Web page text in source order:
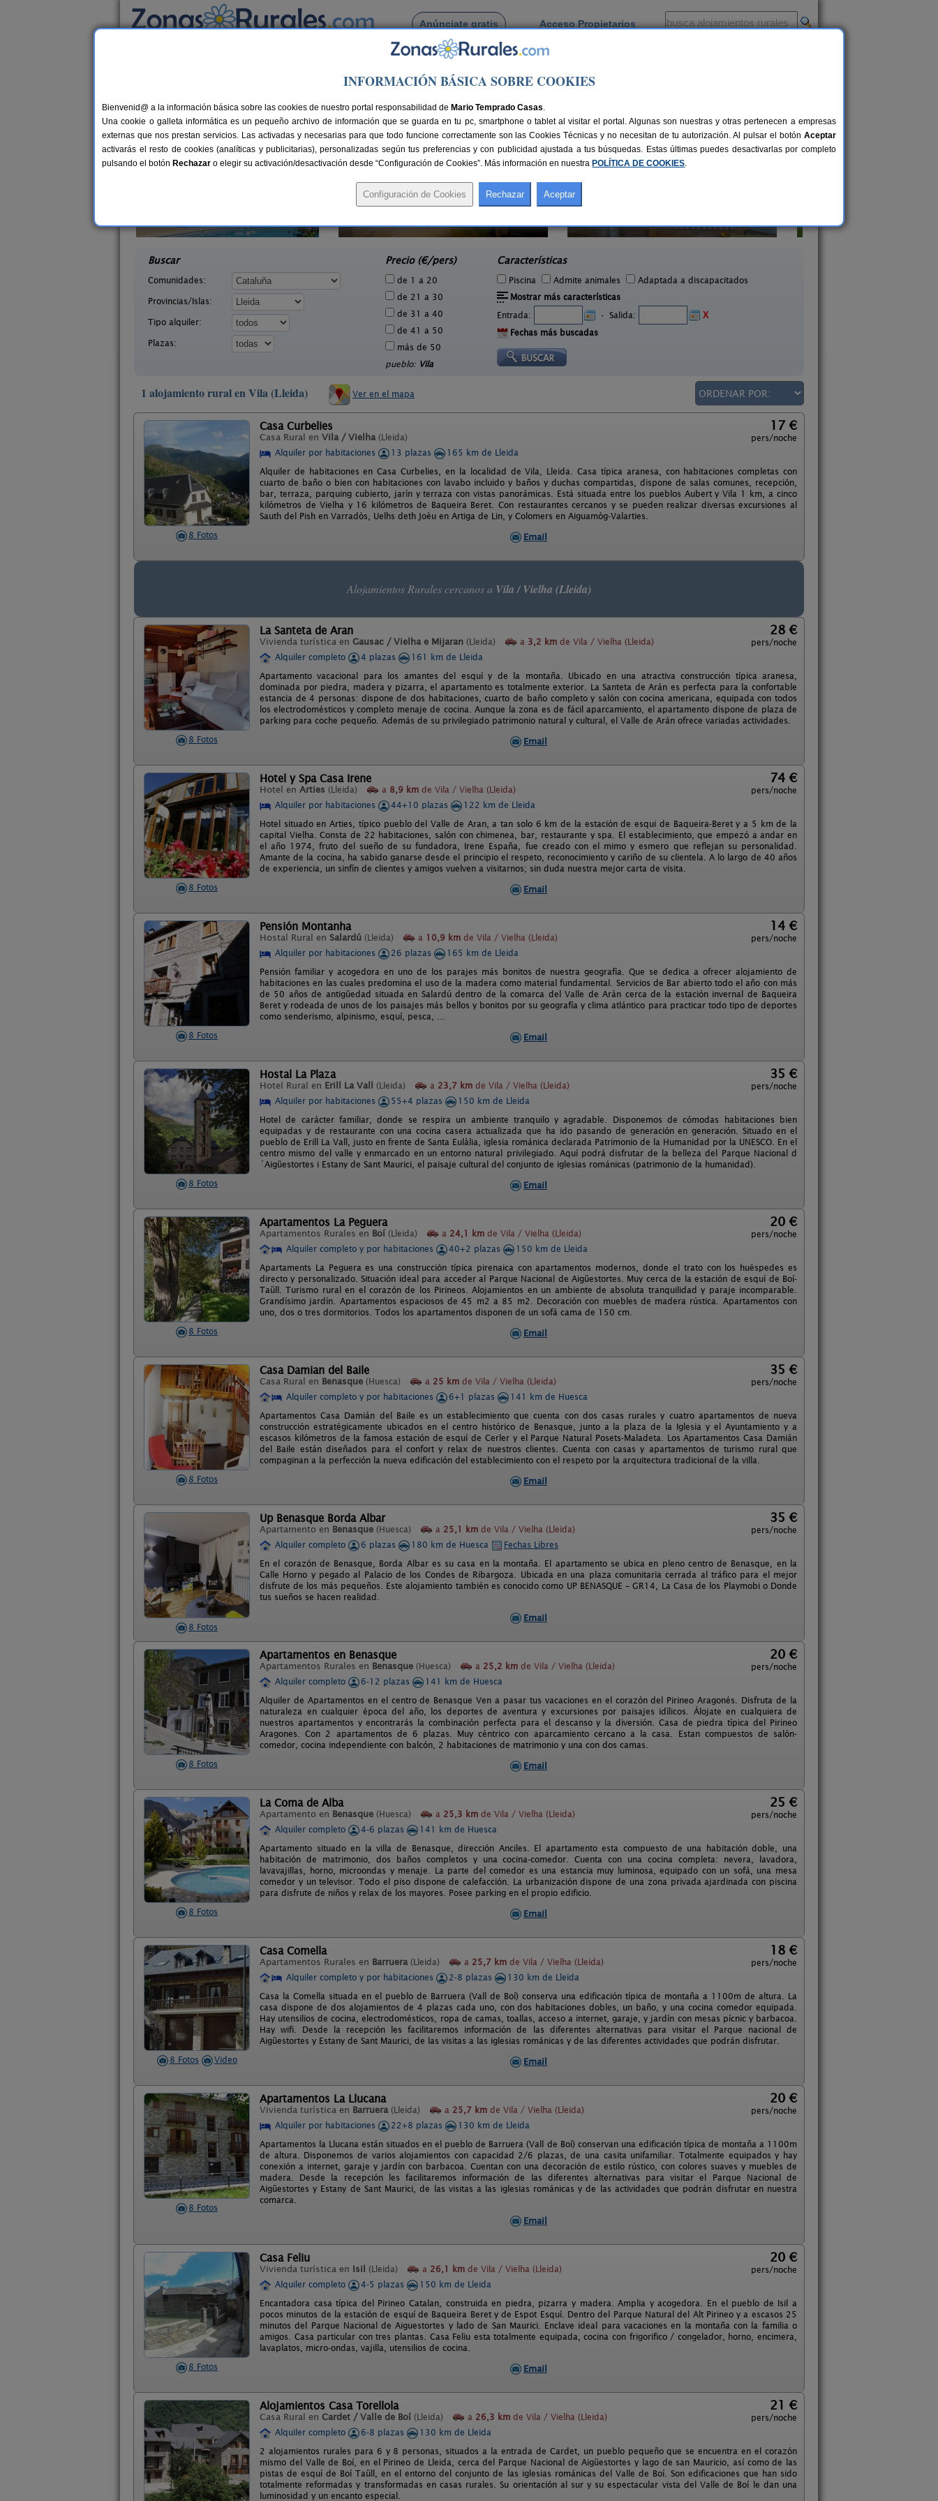
Anúnciate gratis Acceso Propietarios
Busca por pueblo
Casas Rurales en Vila
25 €
Casa Sisquet
Buscar
Comunidades:
Provincias/Islas:
Tipo alquiler:
Plazas:
Precio (€/pers)
de 1 a 20
de 21 a 30
de 31 a 40
de 41 a 50
más de 50
pueblo: Vila
Características
Piscina Admite animales
Adaptada a discapacitados
Mostrar más características
Entrada:
- Salida:
X
Fechas más buscadas
1 alojamiento rural en Vila (Lleida) Ver en el mapa
8 Fotos
Casa Curbelies
Casa Rural en Vila / Vielha (Lleida)
17 €
pers/noche
Alquiler por habitaciones
13 plazas
165 km de Lleida
Alquiler de habitaciones en Casa Curbelies, en la localidad de Vila, Lleida. Casa típica aranesa, con habitaciones completas con
cuarto de baño o bien con habitaciones con lavabo incluido y baños y duchas compartidas, dispone de salas comunes, recepción,
bar, terraza, parquing cubierto, jarín y terraza con vistas panorámicas. Está situada entre los pueblos Aubert y Vila 1 km, a cinco
kilómetros de Vielha y 16 kilómetros de Baqueira Beret. Con restaurantes cercanos y se pueden realizar diversas excursiones al
Sauth del Pish en Varradòs, Uelhs deth Joèu en Artiga de Lin, y Colomers en Aiguamòg-Valarties.
Email
Alojamientos Rurales cercanos a Vila / Vielha (Lleida)
8 Fotos
La Santeta de Aran
Vivienda turística en Gausac / Vielha e Mijaran (Lleida) a 3,2 km de Vila / Vielha (Lleida)
28 €
pers/noche
Alquiler completo
4 plazas
161 km de Lleida
Apartamento vacacional para los amantes del esquí y de la montaña. Ubicado en una atractiva construcción típica aranesa,
dominada por piedra, madera y pizarra, el apartamento es totalmente exterior. La Santeta de Arán es perfecta para la confortable
estancia de 4 personas: dispone de dos habitaciones, cuarto de baño completo y salón con cocina americana, equipada con todos
los electrodomésticos y completo menaje de cocina. Aunque la zona es de fácil aparcamiento, el apartamento dispone de plaza de
parking para coche pequeño. Además de su privilegiado patrimonio natural y cultural, el Valle de Arán ofrece variadas actividades.
Email
8 Fotos
Hotel y Spa Casa Irene
Hotel en Arties (Lleida) a 8,9 km de Vila / Vielha (Lleida)
74 €
pers/noche
Alquiler por habitaciones
44+10 plazas
122 km de Lleida
Hotel situado en Arties, típico pueblo del Valle de Aran, a tan solo 6 km de la estación de esqui de Baqueira-Beret y a 5 km de la
capital Vielha. Consta de 22 habitaciones, salón con chimenea, bar, restaurante y spa. El establecimiento, que empezó a andar en
el año 1974, fruto del sueño de su fundadora, Irene España, fue creado con el mimo y esmero que reflejan su personalidad.
Amante de la cocina, ha sabido ganarse desde el principio el respeto, reconocimiento y cariño de su clientela. A lo largo de 40 años
de experiencia, un sinfín de clientes y amigos vuelven a visitarnos; sin duda nuestra mejor carta de visita.
Email
8 Fotos
Pensión Montanha
Hostal Rural en Salardú (Lleida) a 10,9 km de Vila / Vielha (Lleida)
14 €
pers/noche
Alquiler por habitaciones
26 plazas
165 km de Lleida
Pensión familiar y acogedora en uno de los parajes más bonitos de nuestra geografía. Que se dedica a ofrecer alojamiento de
habitaciones en las cuales predomina el uso de la madera como material fundamental. Servicios de Bar abierto todo el año con más
de 50 años de antigüedad situada en Salardú dentro de la comarca del Valle de Arán cerca de la estación invernal de Baqueira
Beret y rodeada de unos de los paisajes más bellos y bonitos por su geografía y clima atlántico para practicar todo tipo de deportes
como senderismo, alpinismo, esquí, pesca, …
Email
8 Fotos
Hostal La Plaza
Hotel Rural en Erill La Vall (Lleida) a 23,7 km de Vila / Vielha (Lleida)
35 €
pers/noche
Alquiler por habitaciones
55+4 plazas
150 km de Lleida
Hotel de carácter familiar, donde se respira un ambiente tranquilo y agradable. Disponemos de cómodas habitaciones bien
equipadas y de restaurante con una cocina casera actualizada que ha ido pasando de generación en generación. Situado en el
pueblo de Erill La Vall, justo en frente de Santa Eulàlia, iglesia románica declarada Patrimonio de la Humanidad por la UNESCO. En el
centro mismo del valle y enmarcado en un entorno natural privilegiado. Aquí podrá disfrutar de la belleza del Parque Nacional d
´Aigüestortes i Estany de Sant Maurici, el paisaje cultural del conjunto de iglesias románicas (patrimonio de la humanidad).
Email
8 Fotos
Apartamentos La Peguera
Apartamentos Rurales en Boí (Lleida) a 24,1 km de Vila / Vielha (Lleida)
20 €
pers/noche
Alquiler completo y por habitaciones
40+2 plazas
150 km de Lleida
Apartaments La Peguera es una construcción típica pirenaica con apartamentos modernos, donde el trato con los huéspedes es
directo y personalizado. Situación ideal para acceder al Parque Nacional de Aigüestortes. Muy cerca de la estación de esquí de Boí-
Taüll. Turismo rural en el corazón de los Pirineos. Alojamientos en un ambiente de absoluta tranquilidad y paraje incomparable.
Grandísimo jardín. Apartamentos espaciosos de 45 m2 a 85 m2. Decoración con muebles de madera rústica. Apartamentos con
uno, dos o tres dormitorios. Todos los apartamentos disponen de un sofá cama de 150 cm.
Email
8 Fotos
Casa Damian del Baile
Casa Rural en Benasque (Huesca) a 25 km de Vila / Vielha (Lleida)
35 €
pers/noche
Alquiler completo y por habitaciones
6+1 plazas
141 km de Huesca
Apartamentos Casa Damián del Baile es un establecimiento que cuenta con dos casas rurales y cuatro apartamentos de nueva
construcción estratégicamente ubicados en el centro histórico de Benasque, junto a la plaza de la Iglesia y el Ayuntamiento y a
escasos kilómetros de la famosa estación de esquí de Cerler y el Parque Natural Posets-Maladeta. Los Apartamentos Casa Damián
del Baile están diseñados para el confort y relax de nuestros clientes. Cuenta con casas y apartamentos de turismo rural que
compaginan a la perfección la nueva edificación del establecimiento con el respeto por la arquitectura tradicional de la villa.
Email
8 Fotos
Up Benasque Borda Albar
Apartamento en Benasque (Huesca) a 25,1 km de Vila / Vielha (Lleida)
35 €
pers/noche
Alquiler completo
6 plazas 180 km de Huesca
Fechas Libres
En el corazón de Benasque, Borda Albar es su casa en la montaña. El apartamento se ubica en pleno centro de Benasque, en la
Calle Horno y pegado al Palacio de los Condes de Ribargoza. Ubicada en una plaza comunitaria cerrada al tráfico para el mejor
disfrute de los más pequeños. Este alojamiento también es conocido como UP BENASQUE – GR14, La Casa de los Playmobi o Donde
tus sueños se hacen realidad.
Email
8 Fotos
Apartamentos en Benasque
Apartamentos Rurales en Benasque (Huesca) a 25,2 km de Vila / Vielha (Lleida)
20 €
pers/noche
Alquiler completo
6-12 plazas
141 km de Huesca
Alquiler de Apartamentos en el centro de Benasque Ven a pasar tus vacaciones en el corazón del Pirineo Aragonés. Disfruta de la
naturaleza en cualquier época del año, los deportes de aventura y excursiones por paisajes idílicos. Álojate en cualquiera de
nuestros apartamentos y encontrarás la combinación perfecta para el descanso y la diversión. Casa de piedra típica del Pirineo
Aragones. Con 2 apartamentos de 6 plazas. Muy céntrico con aparcamiento cercano a la casa. Estan compuestos de salón-
comedor, cocina independiente con balcón, 2 habitaciones de matrimonio y una con dos camas.
Email
8 Fotos
La Coma de Alba
Apartamento en Benasque (Huesca) a 25,3 km de Vila / Vielha (Lleida)
25 €
pers/noche
Alquiler completo
4-6 plazas
141 km de Huesca
Apartamento situado en la villa de Benasque, dirección Anciles. El apartamento esta compuesto de una habitación doble, una
habitación de matrimonio, dos baños completos y una cocina-comedor. Cuenta con una cocina completa: nevera, lavadora,
lavavajillas, horno, microondas y menaje. La parte del comedor es una estancia muy luminosa, equipado con un sofá, una mesa
comedor y un televisor. Todo el piso dispone de calefacción. La urbanización dispone de una zona privada ajardinada con piscina
para disfrute de niños y relax de los mayores. Posee parking en el propio edificio.
Email
8 Fotos Video
Casa Comella
Apartamentos Rurales en Barruera (Lleida) a 25,7 km de Vila / Vielha (Lleida)
18 €
pers/noche
Alquiler completo y por habitaciones
2-8 plazas
130 km de Lleida
Casa la Comella situada en el pueblo de Barruera (Vall de Boí) conserva una edificación típica de montaña a 1100m de altura. La
casa dispone de dos alojamientos de 4 plazas cada uno, con dos habitaciones dobles, un baño, y una cocina comedor equipada.
Hay utensilios de cocina, electrodomésticos, ropa de camas, toallas, acceso a internet, garaje, y jardín con mesas pícnic y barbacoa.
Hay wifi. Desde la recepción les facilitaremos información de las diferentes alternativas para visitar el Parque nacional de
Aigüestortes y Estany de Sant Maurici, de las visitas a las iglesias románicas y de las diferentes actividades que podrán disfrutar.
Email
8 Fotos
Apartamentos La Llucana
Vivienda turística en Barruera (Lleida) a 25,7 km de Vila / Vielha (Lleida)
20 €
pers/noche
Alquiler por habitaciones
22+8 plazas
130 km de Lleida
Apartamentos la Llucana están situados en el pueblo de Barruera (Vall de Boí) conservan una edificación típica de montaña a 1100m
de altura. Disponemos de varios alojamientos con capacidad 2/6 plazas, de una casita unifamiliar. Totalmente equipados y hay
conexión a internet, garaje y jardín con barbacoa. Cuentan con una decoración de estilo rústico, con colores suaves y muebles de
madera. Desde la recepción les facilitaremos información de las diferentes alternativas para visitar el Parque Nacional de
Aigüestortes y Estany de Sant Maurici, de las visitas a las iglesias románicas y de las actividades que podrán disfrutar en nuestra
comarca.
Email
8 Fotos
Casa Feliu
Vivienda turística en Isil (Lleida) a 26,1 km de Vila / Vielha (Lleida)
20 €
pers/noche
Alquiler completo
4-5 plazas
150 km de Lleida
Encantadora casa típica del Pirineo Catalan, construida en piedra, pizarra y madera. Amplia y acogedora. En el pueblo de Isil a
pocos minutos de la estación de esquí de Baqueira Beret y de Espot Esquí. Dentro del Parque Natural del Alt Pirineo y a escasos 25
minutos del Parque Nacional de Aiguestortes y lado de San Maurici. Enclave ideal para vacaciones en la montaña con la familia o
amigos. Casa particular con tres plantas. Casa Feliu esta totalmente equipada, cocina con frigorifico / congelador, horno, encimera,
lavaplatos, micro-ondas, vajilla, utensilios de cocina.
Email
Alojamientos Casa Torellola
Casa Rural en Cardet / Valle de Boí (Lleida) a 26,3 km de Vila / Vielha (Lleida)
21 €
pers/noche
Alquiler completo
6-8 plazas
130 km de Lleida
2 alojamientos rurales para 6 y 8 personas, situados a la entrada de Cardet, un pueblo pequeño que se encuentra en el corazón
mismo del Valle de Boí, en el Pirineo de Lleida, cerca del Parque Nacional de Aigüestortes y lago de san Mauricio, así como de las
pistas de esquí de Boí Taüll, en el entorno del conjunto de las iglesias románicas del Valle de Boí. Son edificaciones que han sido
totalmente reformadas y transformadas en casas rurales. Su orientación al sur y su espectacular vista del Valle de Boí le dan una
luminosidad y un encanto especial.
INFORMACIÓN BÁSICA SOBRE COOKIES
Bienvenid@ a la información básica sobre las cookies de nuestro portal responsabilidad de Mario Temprado Casas.
Una cookie o galleta informática es un pequeño archivo de información que se guarda en tu pc, smartphone o tablet al visitar el portal. Algunas son nuestras y otras pertenecen a empresas
externas que nos prestan servicios. Las activadas y necesarias para que todo funcione correctamente son las Cookies Técnicas y no necesitan de tu autorización. Al pulsar el botón Aceptar
activarás el resto de cookies (analíticas y publicitarias), personalizadas según tus preferencias y con publicidad ajustada a tus búsquedas. Estas últimas puedes desactivarlas por completo
pulsando el botón Rechazar o elegir su activación/desactivación desde “Configuración de Cookies”. Más información en nuestra POLÍTICA DE COOKIES.